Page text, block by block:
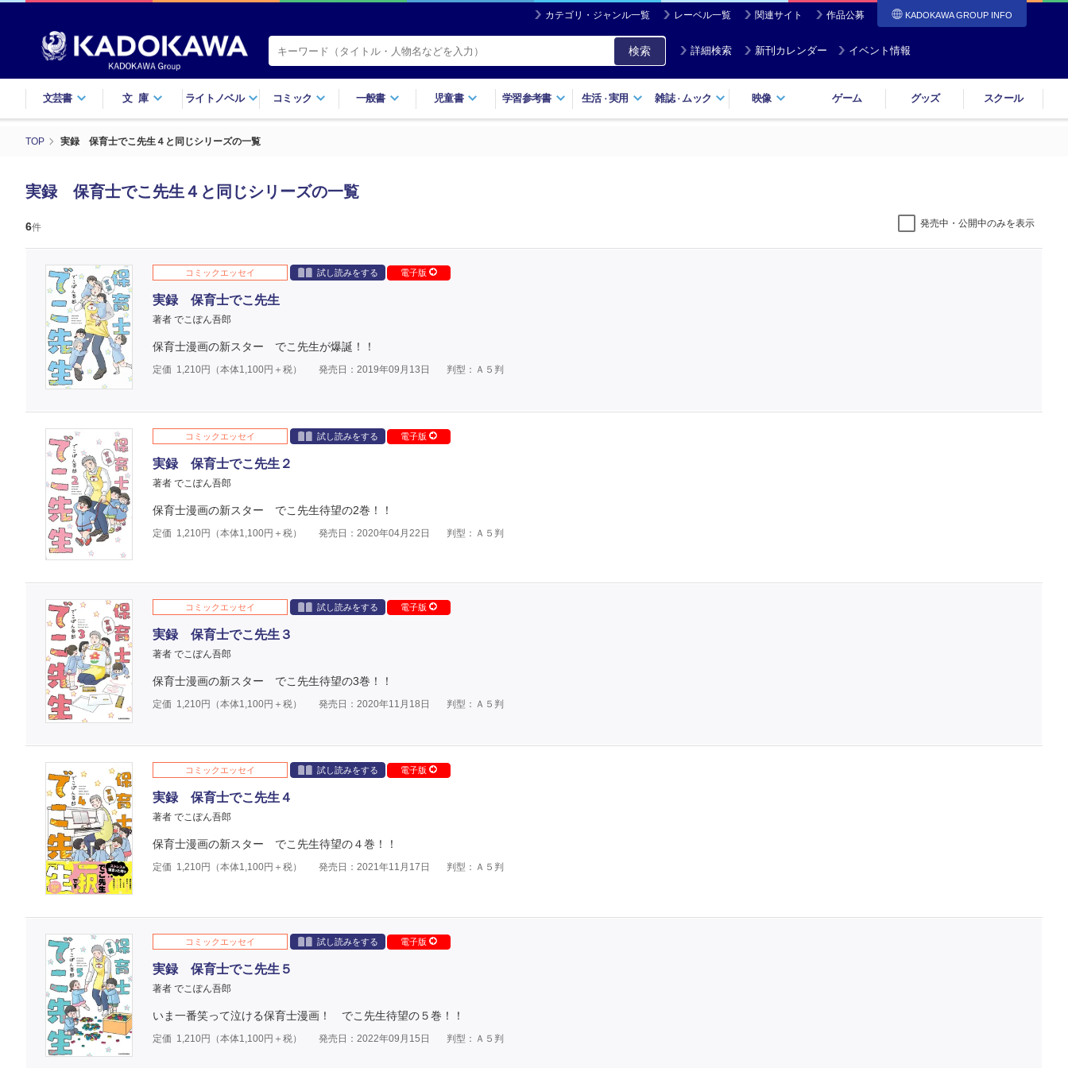
カテゴリ・ジャンル一覧 レーベル一覧 関連サイト 作品公募 KADOKAWA GROUP INFO
検索 詳細検索 新刊カレンダー イベント情報
文芸書 文庫 ライトノベル コミック 一般書 児童書 学習参考書 生活・実用 雑誌・ ムック 映像 ゲーム グッズ スクール
TOP 実録 保育士でこ先生４と同じシリーズの一覧
実録 保育士でこ先生４と同じシリーズの一覧
6件 発売中・公開中のみを表示
コミックエッセイ 試し読みをする 電子版
実録 保育士でこ先生
著者 でこぽん吾郎
保育士漫画の新スター でこ先生が爆誕！！
定価 1,210円（本体1,100円＋税） 発売日：2019年09月13日 判型：Ａ５判
コミックエッセイ 試し読みをする 電子版
実録 保育士でこ先生２
著者 でこぽん吾郎
保育士漫画の新スター でこ先生待望の2巻！！
定価 1,210円（本体1,100円＋税） 発売日：2020年04月22日 判型：Ａ５判
コミックエッセイ 試し読みをする 電子版
実録 保育士でこ先生３
著者 でこぽん吾郎
保育士漫画の新スター でこ先生待望の3巻！！
定価 1,210円（本体1,100円＋税） 発売日：2020年11月18日 判型：Ａ５判
コミックエッセイ 試し読みをする 電子版
実録 保育士でこ先生４
著者 でこぽん吾郎
保育士漫画の新スター でこ先生待望の４巻！！
定価 1,210円（本体1,100円＋税） 発売日：2021年11月17日 判型：Ａ５判
コミックエッセイ 試し読みをする 電子版
実録 保育士でこ先生５
著者 でこぽん吾郎
いま一番笑って泣ける保育士漫画！ でこ先生待望の５巻！！
定価 1,210円（本体1,100円＋税） 発売日：2022年09月15日 判型：Ａ５判